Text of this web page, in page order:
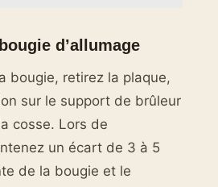
d’allumage
bougie, retirez la plaque,
sur le support de brûleur
cosse. Lors de
un écart de 3 à 5
de la bougie et le